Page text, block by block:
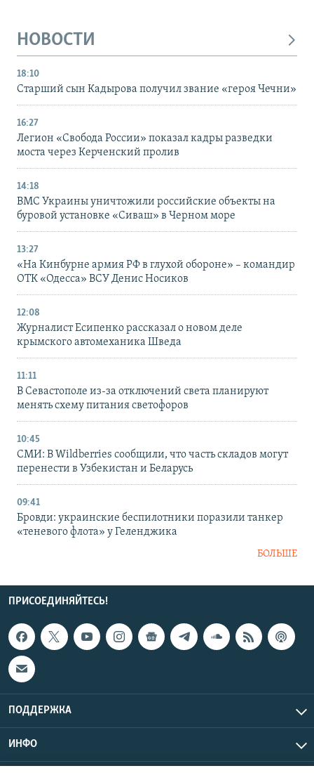
НОВОСТИ
18:10
Старший сын Кадырова получил звание «героя Чечни»
16:27
Легион «Свобода России» показал кадры разведки
моста через Керченский пролив
14:18
ВМС Украины уничтожили российские объекты на
буровой установке «Сиваш» в Черном море
13:27
«На Кинбурне армия РФ в глухой обороне» – командир
ОТК «Одесса» ВСУ Денис Носиков
12:08
Журналист Есипенко рассказал о новом деле
крымского автомеханика Шведа
11:11
В Севастополе из-за отключений света планируют
менять схему питания светофоров
10:45
СМИ: В Wildberries сообщили, что часть складов могут
перенести в Узбекистан и Беларусь
09:41
Бровди: украинские беспилотники поразили танкер
«теневого флота» у Геленджика
БОЛЬШЕ
ПРИСОЕДИНЯЙТЕСЬ!
ПОДДЕРЖКА
ИНФО